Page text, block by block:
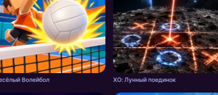
Волейбол ХО: Лунный поединок